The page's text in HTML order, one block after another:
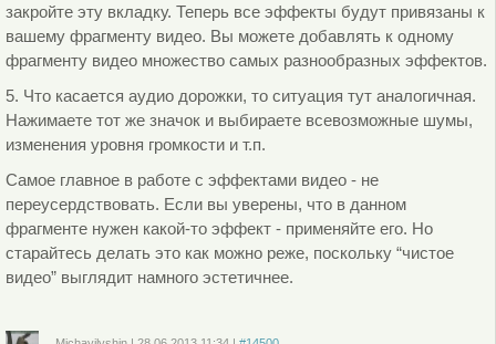
закройте эту вкладку. Теперь все эффекты будут привязаны к
вашему фрагменту видео. Вы можете добавлять к одному
фрагменту видео множество самых разнообразных эффектов.
5. Что касается аудио дорожки, то ситуация тут аналогичная.
Нажимаете тот же значок и выбираете всевозможные шумы,
изменения уровня громкости и т.п.
Самое главное в работе с эффектами видео - не
переусердствовать. Если вы уверены, что в данном
фрагменте нужен какой-то эффект - применяйте его. Но
старайтесь делать это как можно реже, поскольку “чистое
видео” выглядит намного эстетичнее.